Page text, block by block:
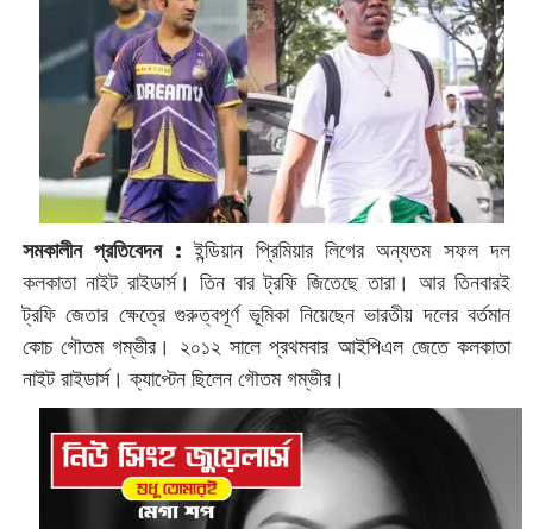
সমকালীন প্রতিবেদন : ইন্ডিয়ান প্রিমিয়ার লিগের অন্যতম সফল দল
কলকাতা নাইট রাইডার্স। তিন বার ট্রফি জিতেছে তারা। আর তিনবারই
ট্রফি জেতার ক্ষেত্রে গুরুত্বপূর্ণ ভূমিকা নিয়েছেন ভারতীয় দলের বর্তমান
কোচ গৌতম গম্ভীর। ২০১২ সালে প্রথমবার আইপিএল জেতে কলকাতা
নাইট রাইডার্স। ক্যাপ্টেন ছিলেন গৌতম গম্ভীর।